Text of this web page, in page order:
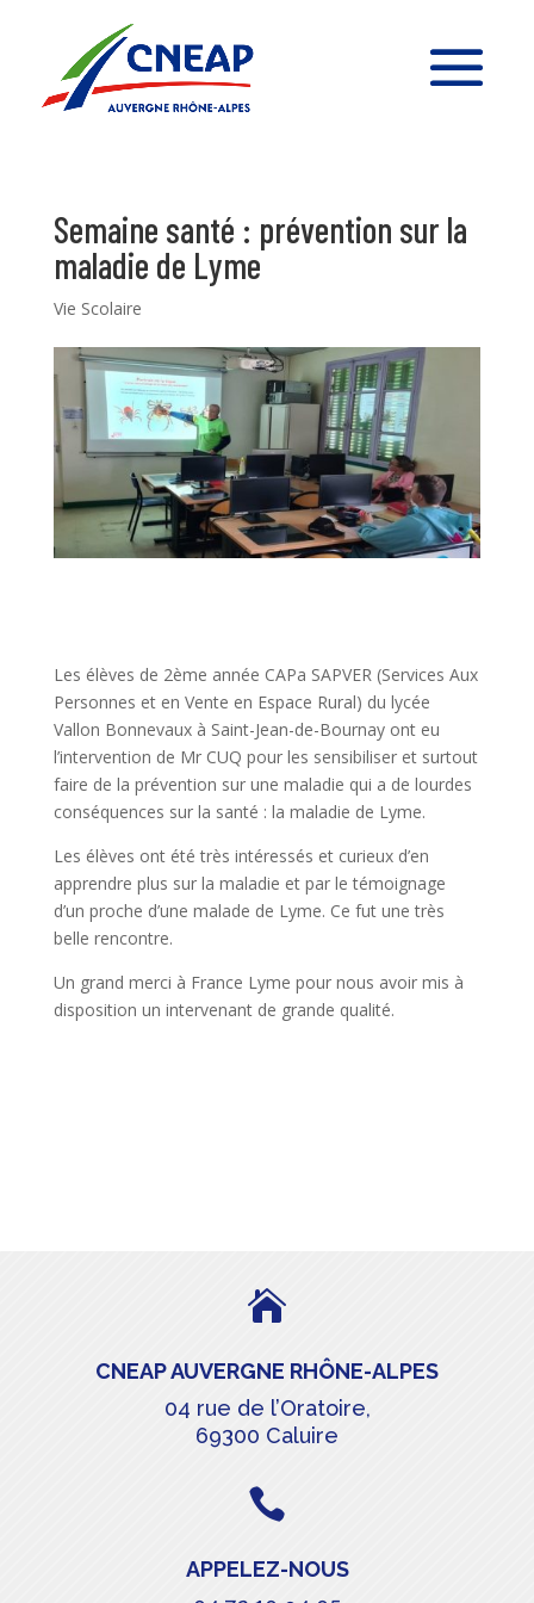
Semaine santé : prévention sur la
maladie de Lyme
Vie Scolaire
Les élèves de 2ème année CAPa SAPVER (Services Aux
Personnes et en Vente en Espace Rural) du lycée
Vallon Bonnevaux à Saint-Jean-de-Bournay ont eu
l’intervention de Mr CUQ pour les sensibiliser et surtout
faire de la prévention sur une maladie qui a de lourdes
conséquences sur la santé : la maladie de Lyme.
Les élèves ont été très intéressés et curieux d’en
apprendre plus sur la maladie et par le témoignage
d’un proche d’une malade de Lyme. Ce fut une très
belle rencontre.
Un grand merci à France Lyme pour nous avoir mis à
disposition un intervenant de grande qualité.

CNEAP AUVERGNE RHÔNE-ALPES
04 rue de l’Oratoire,
69300 Caluire

APPELEZ-NOUS